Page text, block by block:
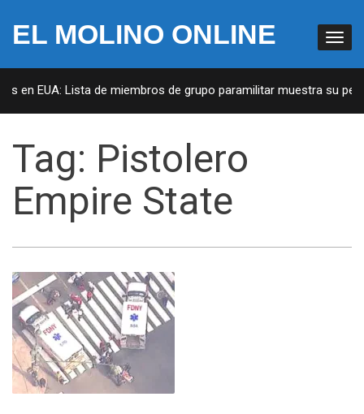
EL MOLINO ONLINE
en EUA: Lista de miembros de grupo paramilitar muestra su
Tag: Pistolero
Empire State